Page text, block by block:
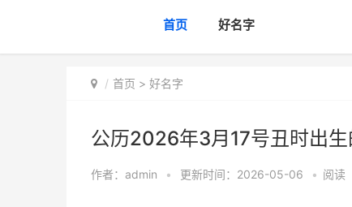
首页 好名字
首页 > 好名字
公历2026年3月17号丑时出
作者： admin • 更新时间：2026-05-06 • 阅读